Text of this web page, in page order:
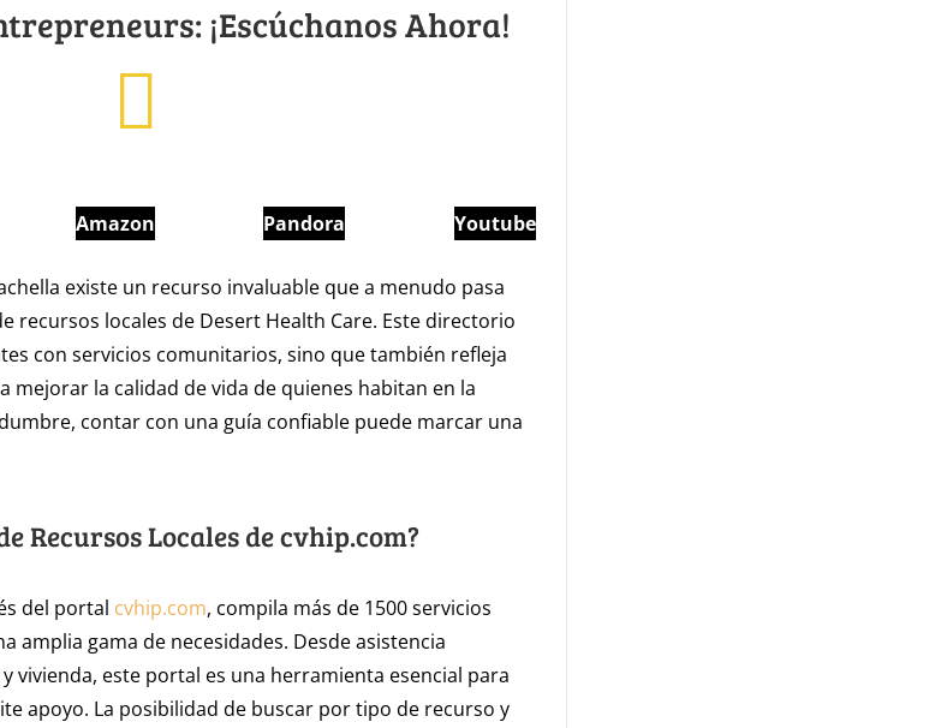
¡Escúchanos Ahora!
Amazon Pandora Youtube
existe un recurso invaluable que a menudo pasa
recursos locales de Desert Health Care. Este directorio
con servicios comunitarios, sino que también refleja
mejorar la calidad de vida de quienes habitan en la
contar con una guía confiable puede marcar una
Recursos Locales de cvhip.com?
del portal cvhip.com, compila más de 1500 servicios
amplia gama de necesidades. Desde asistencia
vivienda, este portal es una herramienta esencial para
apoyo. La posibilidad de buscar por tipo de recurso y